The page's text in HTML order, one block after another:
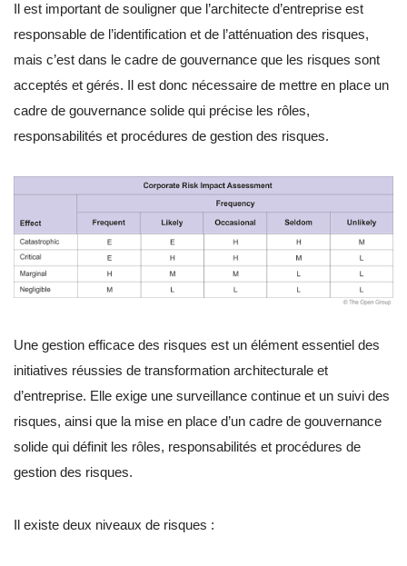
Il est important de souligner que l’architecte d’entreprise est
responsable de l’identification et de l’atténuation des risques,
mais c’est dans le cadre de gouvernance que les risques sont
acceptés et gérés. Il est donc nécessaire de mettre en place un
cadre de gouvernance solide qui précise les rôles,
responsabilités et procédures de gestion des risques.
Une gestion efficace des risques est un élément essentiel des
initiatives réussies de transformation architecturale et
d’entreprise. Elle exige une surveillance continue et un suivi des
risques, ainsi que la mise en place d’un cadre de gouvernance
solide qui définit les rôles, responsabilités et procédures de
gestion des risques.
Il existe deux niveaux de risques :